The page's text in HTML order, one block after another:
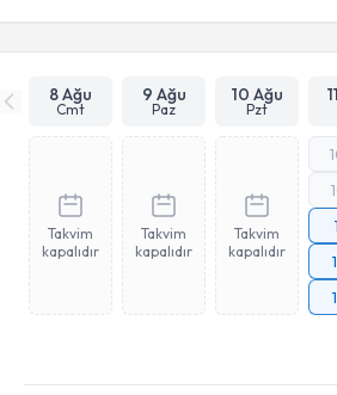
Takvim Talebini Gönder
8 Ağu
Cmt
9 Ağu
Paz
10 Ağu
Pzt
Takvim
kapalıdır
Takvim
kapalıdır
Takvim
kapalıdır